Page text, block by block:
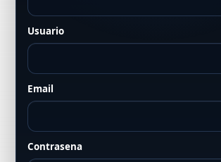
Usuario
Email
Contrasena